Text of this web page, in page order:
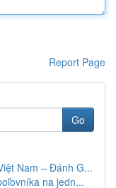
Report Page
Go
Nam – Đánh G...
na jedn...